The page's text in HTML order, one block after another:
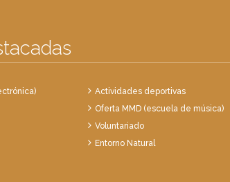
Actividades deportivas
Oferta MMD (escuela de música)
Voluntariado
Entorno Natural